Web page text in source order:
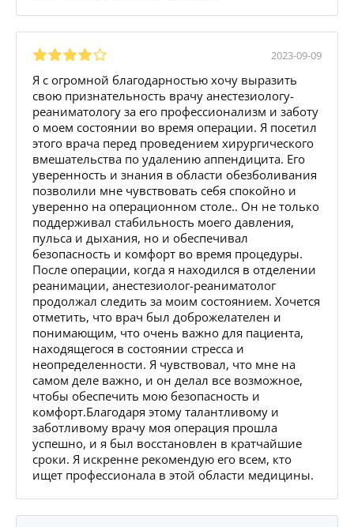
2023-09-09
Я с огромной благодарностью хочу выразить
свою признательность врачу анестезиологу-
реаниматологу за его профессионализм и заботу
о моем состоянии во время операции. Я посетил
этого врача перед проведением хирургического
вмешательства по удалению аппендицита. Его
уверенность и знания в области обезболивания
позволили мне чувствовать себя спокойно и
уверенно на операционном столе.. Он не только
поддерживал стабильность моего давления,
пульса и дыхания, но и обеспечивал
безопасность и комфорт во время процедуры.
После операции, когда я находился в отделении
реанимации, анестезиолог-реаниматолог
продолжал следить за моим состоянием. Хочется
отметить, что врач был доброжелателен и
понимающим, что очень важно для пациента,
находящегося в состоянии стресса и
неопределенности. Я чувствовал, что мне на
самом деле важно, и он делал все возможное,
чтобы обеспечить мою безопасность и
комфорт.Благодаря этому талантливому и
заботливому врачу моя операция прошла
успешно, и я был восстановлен в кратчайшие
сроки. Я искренне рекомендую его всем, кто
ищет профессионала в этой области медицины.